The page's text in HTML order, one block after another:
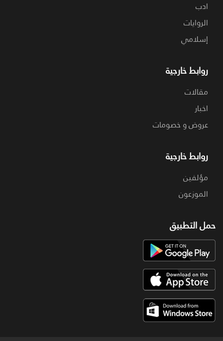
ادب
الروايات
إسلامي
روابط خارجية
مقالات
اخبار
عروض و خصومات
روابط خارجية
مؤلفين
الموزعون
حمل التطبيق